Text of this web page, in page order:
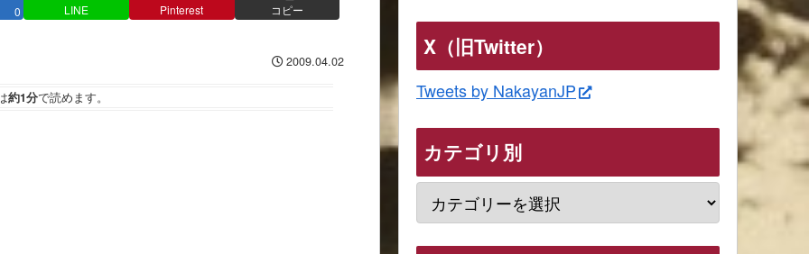
0 LINE Pinterest コピー
2009.04.02
約1分で読めます。
X（旧Twitter）
Tweets by NakayanJP
カテゴリ別